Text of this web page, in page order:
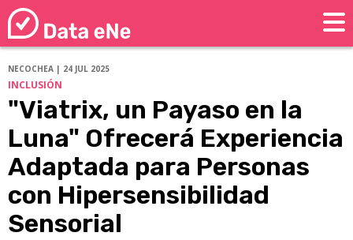
NECOCHEA | 24 JUL 2025
INCLUSIÓN
"Viatrix, un Payaso en la
Luna" Ofrecerá Experiencia
Adaptada para Personas
con Hipersensibilidad
Sensorial